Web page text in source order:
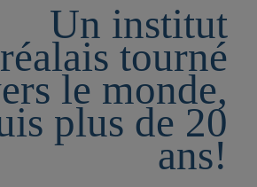
Un institut
tourné
le monde,
plus de 20
ans!